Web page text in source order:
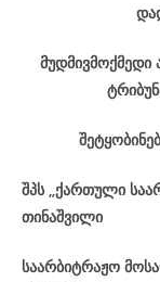
შპს „ქართული
თინაშვილი
საარბიტრაჟო